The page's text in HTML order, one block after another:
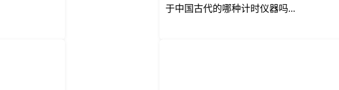
于中国古代的哪种计时仪器吗...